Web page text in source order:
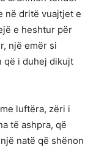
në dritë vuajtjet e
e heshtur për
një emër si
që i duhej dikujt
luftëra, zëri i
të ashpra, që
natë që shënon